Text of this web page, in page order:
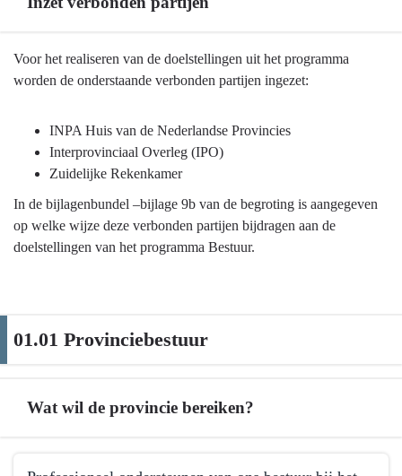
Terug
naar
Inzet
verbonden
Voor het realiseren van de doelstellingen uit het programma
worden de onderstaande verbonden partijen ingezet:
INPA Huis van de Nederlandse Provincies
Interprovinciaal Overleg (IPO)
Zuidelijke Rekenkamer
In de bijlagenbundel –bijlage 9b van de begroting is aangegeven
op welke wijze deze verbonden partijen bijdragen aan de
doelstellingen van het programma Bestuur.
01.01 Provinciebestuur
Wat wil de provincie bereiken?